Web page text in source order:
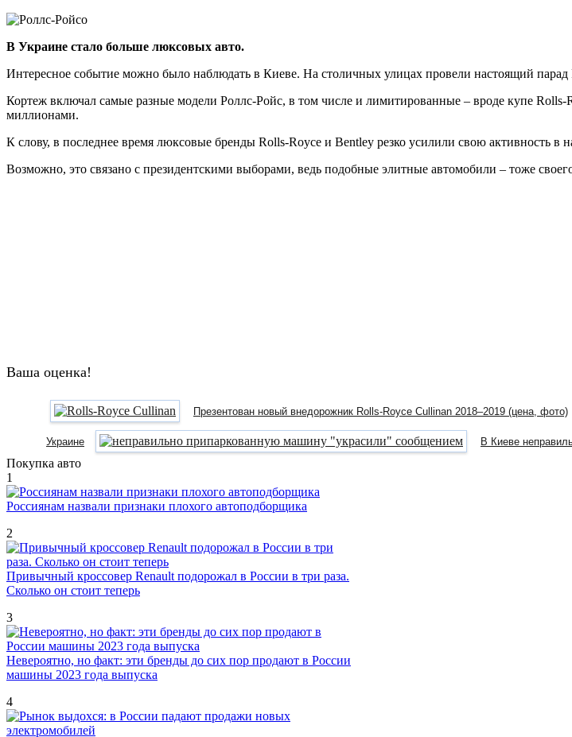
В Украине стало больше люксовых авто.
Интересное событие можно было наблюдать в Киеве. На столичных улицах провели настоящий
Кортеж включал самые разные модели Роллс-Ройс, в том числе и лимитированные – вроде купе
миллионами.
К слову, в последнее время люксовые бренды Rolls-Royce и Bentley резко усилили свою активность в
Возможно, это связано с президентскими выборами, ведь подобные элитные автомобили – тоже
Ваша оценка!
Презентован новый внедорожник Rolls-Royce Cullinan 2018–2019 (цена, фото)
Украине В Киеве
Покупка авто
1
Россиянам назвали признаки плохого автоподборщика
2
Привычный кроссовер Renault подорожал в России в три раза.
Сколько он стоит теперь
3
Невероятно, но факт: эти бренды до сих пор продают в России
машины 2023 года выпуска
4